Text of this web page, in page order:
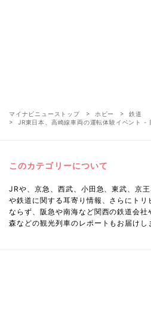
マイナビニューストップ ホビー
鉄道
JR東日本、高崎線車両の運転体験イベント -
このカテゴリーについて
JRや、京急、西武、小田急、東武、京
や鉄道に関する耳寄り情報、さらにト
ならず、阪急や南海など関西の鉄道会
森などの観光列車のレポートもお届けし